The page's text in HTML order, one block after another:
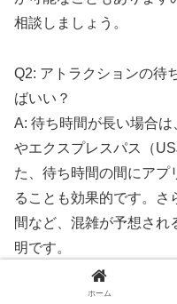
相談しましょう。
Q2: アトラクションの待
ばいい？
A: 待ち時間が長い場合は
やエクスプレスパス（
た、待ち時間の間にアプ
ることも効果的です。さ
間など、混雑が予想され
明です。
Q3: 子どもが迷子になっ
ホーム